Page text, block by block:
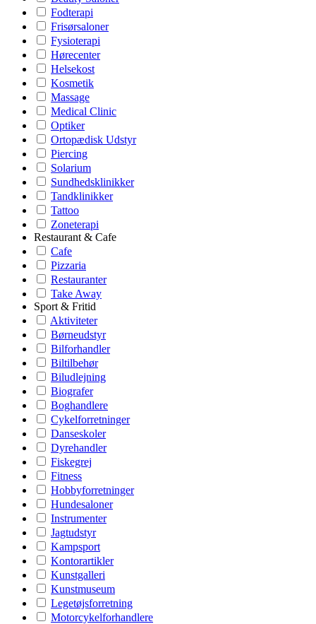
Fodterapi
Frisørsaloner
Fysioterapi
Hørecenter
Helsekost
Kosmetik
Massage
Medical Clinic
Optiker
Ortopædisk Udstyr
Piercing
Solarium
Sundhedsklinikker
Tandklinikker
Tattoo
Zoneterapi
Restaurant & Cafe
Cafe
Pizzaria
Restauranter
Take Away
Sport & Fritid
Aktiviteter
Børneudstyr
Bilforhandler
Biltilbehør
Biludlejning
Biografer
Boghandlere
Cykelforretninger
Danseskoler
Dyrehandler
Fiskegrej
Fitness
Hobbyforretninger
Hundesaloner
Instrumenter
Jagtudstyr
Kampsport
Kontorartikler
Kunstgalleri
Kunstmuseum
Legetøjsforretning
Motorcykelforhandlere